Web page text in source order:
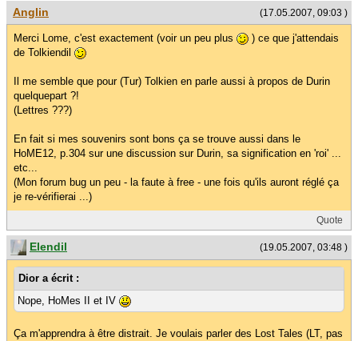
(17.05.2007, 09:03 )
Anglin
Merci Lome, c'est exactement (voir un peu plus
) ce que j'attendais
de Tolkiendil
Il me semble que pour (Tur) Tolkien en parle aussi à propos de Durin
quelquepart ?!
(Lettres ???)
En fait si mes souvenirs sont bons ça se trouve aussi dans le
HoME12, p.304 sur une discussion sur Durin, sa signification en 'roi' ...
etc...
(Mon forum bug un peu - la faute à free - une fois qu'ils auront réglé ça
je re-vérifierai ...)
Quote
(19.05.2007, 03:48 )
Elendil
Dior a écrit :
Nope, HoMes II et IV
Ça m'apprendra à être distrait. Je voulais parler des Lost Tales (LT, pas